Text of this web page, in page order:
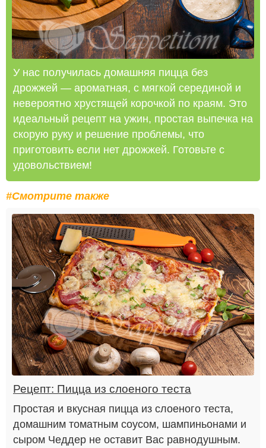
У нас получилась домашняя пицца без
дрожжей — ароматная, с мягкой серединой и
невероятно хрустящей корочкой по краям. Это
идеальный рецепт на ужин, простая выпечка на
скорую руку и решение проблемы, что
приготовить если нет дрожжей. Готовьте с
удовольствием!
#Смотрите также
Рецепт: Пицца из слоеного теста
Простая и вкусная пицца из слоеного теста,
домашним томатным соусом, шампиньонами и
сыром Чеддер не оставит Вас равнодушным.